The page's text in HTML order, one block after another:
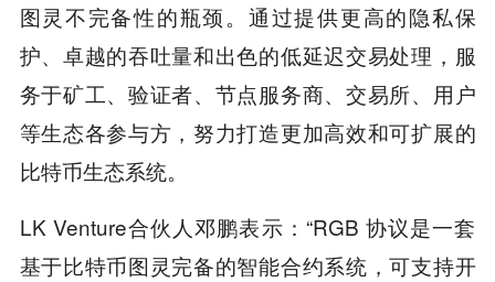
图灵不完备性的瓶颈。通过提供更高的隐私保
护、卓越的吞吐量和出色的低延迟交易处理，服
务于矿工、验证者、节点服务商、交易所、用户
等生态各参与方，努力打造更加高效和可扩展的
比特币生态系统。
LK Venture合伙人邓鹏表示：“RGB 协议是一套
基于比特币图灵完备的智能合约系统，可支持开